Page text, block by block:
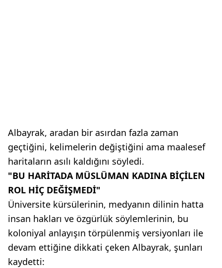
Albayrak, aradan bir asırdan fazla zaman
geçtiğini, kelimelerin değiştiğini ama maalesef
haritaların asılı kaldığını söyledi.
"BU HARİTADA MÜSLÜMAN KADINA BİÇİLEN
ROL HİÇ DEĞİŞMEDİ"
Üniversite kürsülerinin, medyanın dilinin hatta
insan hakları ve özgürlük söylemlerinin, bu
koloniyal anlayışın törpülenmiş versiyonları ile
devam ettiğine dikkati çeken Albayrak, şunları
kaydetti: